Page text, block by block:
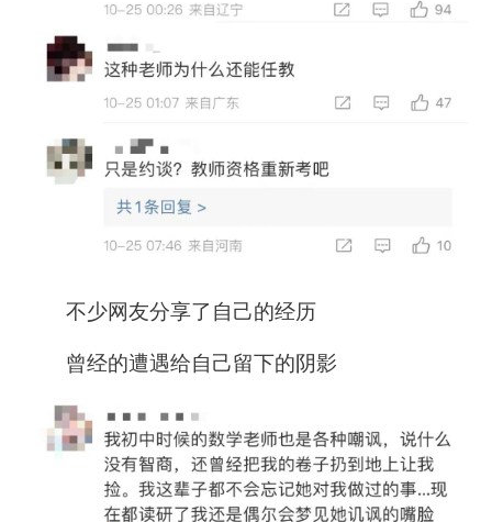
不少网友分享了自己的经历
曾经的遭遇给自己留下的阴影